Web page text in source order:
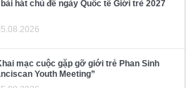
hát chủ đề ngày Quốc tế Giới trẻ 2027
mạc cuộc gặp gỡ giới trẻ Phan Sinh
Youth Meeting”